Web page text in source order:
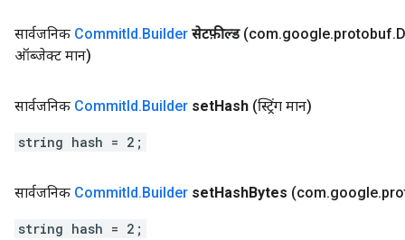
सार्वजनिक CommitId.Builder सेटफ़ील्ड (com.google.protobuf.
ऑब्जेक्ट मान)
सार्वजनिक CommitId.Builder setHash (स्ट्रिंग मान)
string hash = 2;
सार्वजनिक CommitId.Builder setHashBytes (com.google.
string hash = 2;